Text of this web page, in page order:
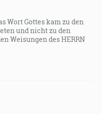
Wort Gottes kam zu den
und nicht zu den
Weisungen des HERRN